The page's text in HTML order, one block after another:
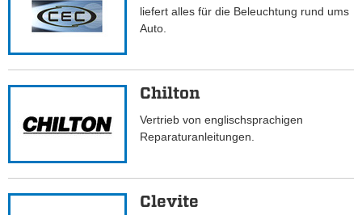
liefert alles für die Beleuchtung rund ums
Auto.
Chilton
Vertrieb von englischsprachigen
Reparaturanleitungen.
Clevite